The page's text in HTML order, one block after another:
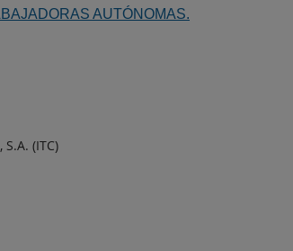
AUTÓNOMAS.
(ITC)